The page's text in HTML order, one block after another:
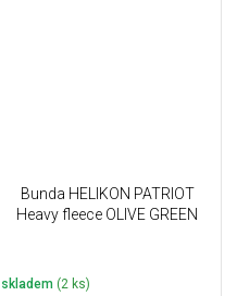
Bunda HELIKON PATRIOT
Heavy fleece OLIVE GREEN
skladem (2 ks)